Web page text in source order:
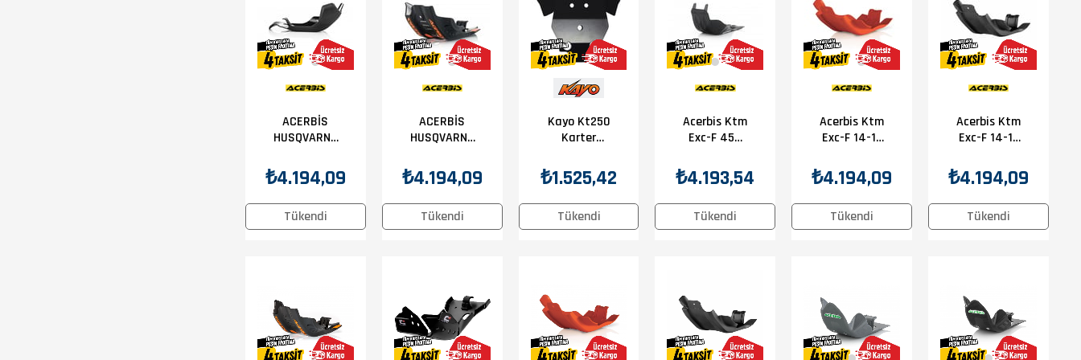
Tükendi
ACERBİS
HUSQVARNA
19 KARTER
KORUMA
SİYAH
₺4.194,09
Tükendi
ACERBİS
HUSQVARNA
19 KARTER
KORUMA
SİYAH
₺4.194,09
Tükendi
Kayo Kt250
Karter
₺1.525,42
Tükendi
Acerbis Ktm
Exc-F 450
Koruma
Siyah
₺4.193,54
Tükendi
Acerbis Ktm
Exc-F 14-16
Koruma
Turuncu
₺4.194,09
Tükendi
Acerbis Ktm
Exc-F 14-16
Koruma
Siyah
₺4.194,09